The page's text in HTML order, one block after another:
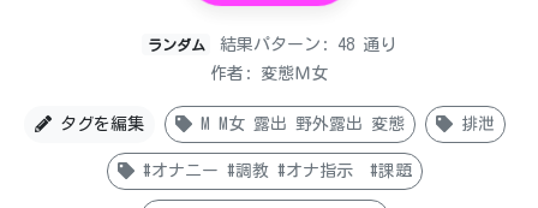
ランダム
結果パターン: 48 通り
作者: 変態Ｍ女
タグを編集 M M女 露出 野外露出 変態 排泄
#オナニー #調教 #オナ指示 #課題